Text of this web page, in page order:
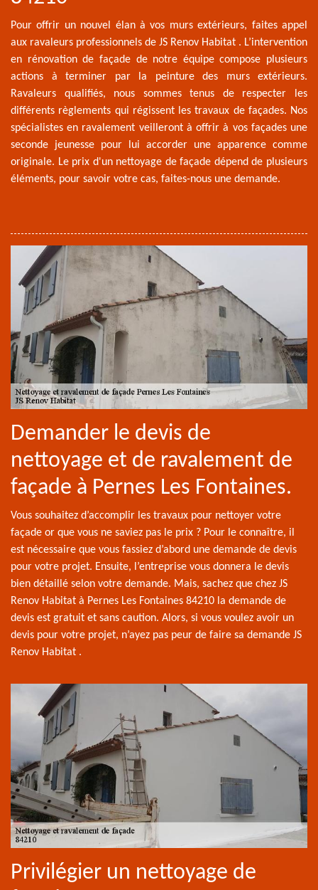
Pour offrir un nouvel élan à vos murs extérieurs, faites appel
aux ravaleurs professionnels de JS Renov Habitat . L’intervention
en rénovation de façade de notre équipe compose plusieurs
actions à terminer par la peinture des murs extérieurs.
Ravaleurs qualifiés, nous sommes tenus de respecter les
différents règlements qui régissent les travaux de façades. Nos
spécialistes en ravalement veilleront à offrir à vos façades une
seconde jeunesse pour lui accorder une apparence comme
originale. Le prix d'un nettoyage de façade dépend de plusieurs
éléments, pour savoir votre cas, faites-nous une demande.
Demander le devis de
nettoyage et de ravalement de
façade à Pernes Les Fontaines.
Vous souhaitez d’accomplir les travaux pour nettoyer votre
façade or que vous ne saviez pas le prix ? Pour le connaître, il
est nécessaire que vous fassiez d’abord une demande de devis
pour votre projet. Ensuite, l’entreprise vous donnera le devis
bien détaillé selon votre demande. Mais, sachez que chez JS
Renov Habitat à Pernes Les Fontaines 84210 la demande de
devis est gratuit et sans caution. Alors, si vous voulez avoir un
devis pour votre projet, n’ayez pas peur de faire sa demande JS
Renov Habitat .
Privilégier un nettoyage de